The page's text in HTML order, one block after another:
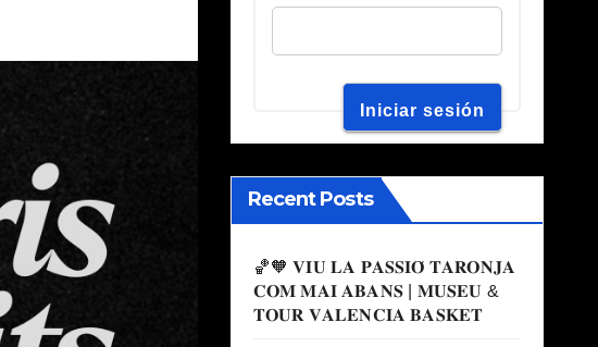
Recent Posts
🏀🧡 𝐕𝐈𝐔 𝐋𝐀 𝐏𝐀𝐒𝐒𝐈𝐎́ 𝐓𝐀𝐑𝐎𝐍𝐉𝐀
𝐂𝐎𝐌 𝐌𝐀𝐈 𝐀𝐁𝐀𝐍𝐒 | 𝐌𝐔𝐒𝐄𝐔 &
𝐓𝐎𝐔𝐑 𝐕𝐀𝐋𝐄𝐍𝐂𝐈𝐀 𝐁𝐀𝐒𝐊𝐄𝐓